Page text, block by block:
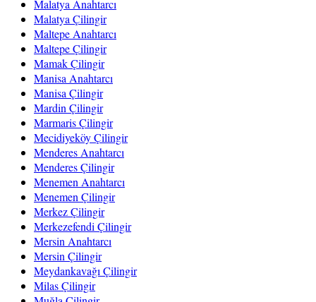
Malatya Anahtarcı
Malatya Çilingir
Maltepe Anahtarcı
Maltepe Çilingir
Mamak Çilingir
Manisa Anahtarcı
Manisa Çilingir
Mardin Çilingir
Marmaris Çilingir
Mecidiyeköy Çilingir
Menderes Anahtarcı
Menderes Çilingir
Menemen Anahtarcı
Menemen Çilingir
Merkez Çilingir
Merkezefendi Çilingir
Mersin Anahtarcı
Mersin Çilingir
Meydankavağı Çilingir
Milas Çilingir